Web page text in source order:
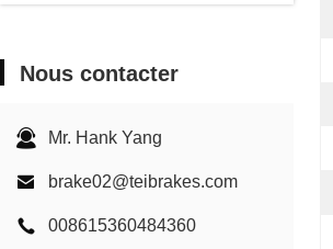
Kit de freinage en carbone céramique
Nous contacter
Mr. Hank Yang
brake02@teibrakes.com
008615360484360